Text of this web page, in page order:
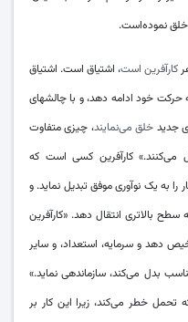
خلق نموده‌است.
کارآفرین است، اشتیاق است. اشتیاق
به حرکت خود ادامه دهد، و با چالشهای
جدید خلق می‌نمایند، چیزی متفاوت
می‌کنند.» کارآفرین کسی است که
به یک نوآوری موفق تبدیل نماید. و
سطح بالاتری انتقال دهد. «کارآفرین
دهد و سرمایه، استعداد، و سایر
بدل می‌کند، سازماندهی نماید.»
تحمل خطر می‌کند، زیرا این کار بر